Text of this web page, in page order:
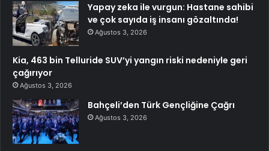
Yapay zeka ile vurgun: Hastane sahibi
ve çok sayıda iş insanı gözaltında!
Ağustos 3, 2026
Kia, 463 bin Telluride SUV’yi yangın riski nedeniyle geri
çağırıyor
Ağustos 3, 2026
Bahçeli’den Türk Gençliğine Çağrı
Ağustos 3, 2026